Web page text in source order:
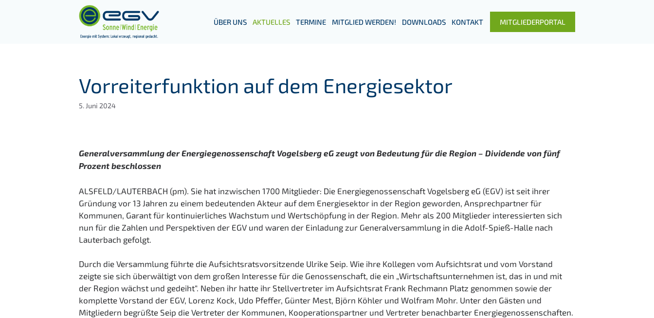
ÜBER UNS AKTUELLES TERMINE MITGLIED WERDEN! DOWNLOADS KONTAKT MITGLIEDERPORTAL
Vorreiterfunktion auf dem Energiesektor
5. Juni 2024
Generalversammlung der Energiegenossenschaft Vogelsberg eG zeugt von Bedeutung für die Region – Dividende von fünf
Prozent beschlossen
ALSFELD/LAUTERBACH (pm). Sie hat inzwischen 1700 Mitglieder: Die Energiegenossenschaft Vogelsberg eG (EGV) ist seit ihrer
Gründung vor 13 Jahren zu einem bedeutenden Akteur auf dem Energiesektor in der Region geworden, Ansprechpartner für
Kommunen, Garant für kontinuierliches Wachstum und Wertschöpfung in der Region. Mehr als 200 Mitglieder interessierten sich
nun für die Zahlen und Perspektiven der EGV und waren der Einladung zur Generalversammlung in die Adolf-Spieß-Halle nach
Lauterbach gefolgt.
Durch die Versammlung führte die Aufsichtsratsvorsitzende Ulrike Seip. Wie ihre Kollegen vom Aufsichtsrat und vom Vorstand
zeigte sie sich überwältigt von dem großen Interesse für die Genossenschaft, die ein „Wirtschaftsunternehmen ist, das in und mit
der Region wächst und gedeiht“. Neben ihr hatte ihr Stellvertreter im Aufsichtsrat Frank Rechmann Platz genommen sowie der
komplette Vorstand der EGV, Lorenz Kock, Udo Pfeffer, Günter Mest, Björn Köhler und Wolfram Mohr. Unter den Gästen und
Mitgliedern begrüßte Seip die Vertreter der Kommunen, Kooperationspartner und Vertreter benachbarter Energiegenossenschaften.